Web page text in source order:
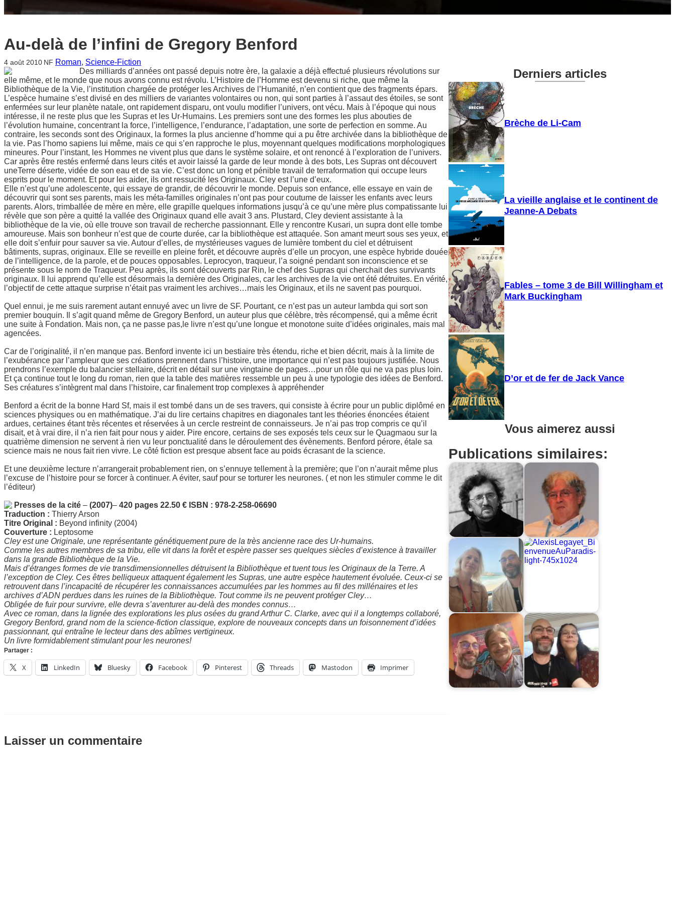
Au-delà de l’infini de Gregory Benford
4 août 2010 NF Roman, Science-Fiction
Des milliards d’années ont passé depuis notre ère, la galaxie a déjà effectué plusieurs révolutions sur
elle même, et le monde que nous avons connu est révolu. L’Histoire de l’Homme est devenu si riche, que même la
Bibliothèque de la Vie, l’institution chargée de protéger les Archives de l’Humanité, n’en contient que des fragments épars.
L’espèce humaine s’est divisé en des milliers de variantes volontaires ou non, qui sont parties à l’assaut des étoiles, se sont
enfermées sur leur planète natale, ont rapidement disparu, ont voulu modifier l’univers, ont vécu. Mais à l’époque qui nous
intéresse, il ne reste plus que les Supras et les Ur-Humains. Les premiers sont une des formes les plus abouties de
l’évolution humaine, concentrant la force, l’intelligence, l’endurance, l’adaptation, une sorte de perfection en somme. Au
contraire, les seconds sont des Originaux, la formes la plus ancienne d’homme qui a pu être archivée dans la bibliothèque de
la vie. Pas l’homo sapiens lui même, mais ce qui s’en rapproche le plus, moyennant quelques modifications morphologiques
mineures. Pour l’instant, les Hommes ne vivent plus que dans le système solaire, et ont renoncé à l’exploration de l’univers.
Car après être restés enfermé dans leurs cités et avoir laissé la garde de leur monde à des bots, Les Supras ont découvert
uneTerre déserte, vidée de son eau et de sa vie. C’est donc un long et pénible travail de terraformation qui occupe leurs
esprits pour le moment. Et pour les aider, ils ont ressucité les Originaux. Cley est l’une d’eux.
Elle n’est qu’une adolescente, qui essaye de grandir, de découvrir le monde. Depuis son enfance, elle essaye en vain de
découvrir qui sont ses parents, mais les méta-familles originales n’ont pas pour coutume de laisser les enfants avec leurs
parents. Alors, trimballée de mère en mère, elle grapille quelques informations jusqu’à ce qu’une mère plus compatissante lui
révèle que son père a quitté la vallée des Originaux quand elle avait 3 ans. Plustard, Cley devient assistante à la
bibliothèque de la vie, où elle trouve son travail de recherche passionnant. Elle y rencontre Kusari, un supra dont elle tombe
amoureuse. Mais son bonheur n’est que de courte durée, car la bibliothèque est attaquée. Son amant meurt sous ses yeux, et
elle doit s’enfuir pour sauver sa vie. Autour d’elles, de mystérieuses vagues de lumière tombent du ciel et détruisent
bâtiments, supras, originaux. Elle se reveille en pleine forêt, et découvre auprès d’elle un procyon, une espèce hybride douée
de l’intelligence, de la parole, et de pouces opposables. Leprocyon, traqueur, l’a soigné pendant son inconscience et se
présente sous le nom de Traqueur. Peu après, ils sont découverts par Rin, le chef des Supras qui cherchait des survivants
originaux. Il lui apprend qu’elle est désormais la dernière des Originales, car les archives de la vie ont été détruites. En vérité,
l’objectif de cette attaque surprise n’était pas vraiment les archives…mais les Originaux, et ils ne savent pas pourquoi.
Quel ennui, je me suis rarement autant ennuyé avec un livre de SF. Pourtant, ce n’est pas un auteur lambda qui sort son
premier bouquin. Il s’agit quand même de Gregory Benford, un auteur plus que célèbre, très récompensé, qui a même écrit
une suite à Fondation. Mais non, ça ne passe pas,le livre n’est qu’une longue et monotone suite d’idées originales, mais mal
agencées.
Car de l’originalité, il n’en manque pas. Benford invente ici un bestiaire très étendu, riche et bien décrit, mais à la limite de
l’exubérance par l’ampleur que ses créations prennent dans l’histoire, une importance qui n’est pas toujours justifiée. Nous
prendrons l’exemple du balancier stellaire, décrit en détail sur une vingtaine de pages…pour un rôle qui ne va pas plus loin.
Et ça continue tout le long du roman, rien que la table des matières ressemble un peu à une typologie des idées de Benford.
Ses créatures s’intègrent mal dans l’histoire, car finalement trop complexes à appréhender
Benford a écrit de la bonne Hard Sf, mais il est tombé dans un de ses travers, qui consiste à écrire pour un public diplômé en
sciences physiques ou en mathématique. J’ai du lire certains chapitres en diagonales tant les théories énoncées étaient
ardues, certaines étant très récentes et réservées à un cercle restreint de connaisseurs. Je n’ai pas trop compris ce qu’il
disait, et à vrai dire, il n’a rien fait pour nous y aider. Pire encore, certains de ses exposés tels ceux sur le Quagmaou sur la
quatrième dimension ne servent à rien vu leur ponctualité dans le déroulement des évènements. Benford pérore, étale sa
science mais ne nous fait rien vivre. Le côté fiction est presque absent face au poids écrasant de la science.
Et une deuxième lecture n’arrangerait probablement rien, on s’ennuye tellement à la première; que l’on n’aurait même plus
l’excuse de l’histoire pour se forcer à continuer. A éviter, sauf pour se torturer les neurones. ( et non les stimuler comme le dit
l’éditeur)
Presses de la cité – (2007)– 420 pages 22.50 € ISBN : 978-2-258-06690
Traduction : Thierry Arson
Titre Original : Beyond infinity (2004)
Couverture : Leptosome
Cley est une Originale, une représentante génétiquement pure de la très ancienne race des Ur-humains.
Comme les autres membres de sa tribu, elle vit dans la forêt et espère passer ses quelques siècles d’existence à travailler
dans la grande Bibliothèque de la Vie.
Mais d’étranges formes de vie transdimensionnelles détruisent la Bibliothèque et tuent tous les Originaux de la Terre. A
l’exception de Cley. Ces êtres belliqueux attaquent également les Supras, une autre espèce hautement évoluée. Ceux-ci se
retrouvent dans l’incapacité de récupérer les connaissances accumulées par les hommes au fil des millénaires et les
archives d’ADN perdues dans les ruines de la Bibliothèque. Tout comme ils ne peuvent protéger Cley…
Obligée de fuir pour survivre, elle devra s’aventurer au-delà des mondes connus…
Avec ce roman, dans la lignée des explorations les plus osées du grand Arthur C. Clarke, avec qui il a longtemps collaboré,
Gregory Benford, grand nom de la science-fiction classique, explore de nouveaux concepts dans un foisonnement d’idées
passionnant, qui entraîne le lecteur dans des abîmes vertigineux.
Un livre formidablement stimulant pour les neurones!
Partager :
X LinkedIn Bluesky Facebook Pinterest Threads Mastodon Imprimer
Laisser un commentaire
Derniers articles
Brèche de Li-Cam
La vieille anglaise et le continent de
Jeanne-A Debats
Fables – tome 3 de Bill Willingham et
Mark Buckingham
D’or et de fer de Jack Vance
Vous aimerez aussi
Publications similaires: